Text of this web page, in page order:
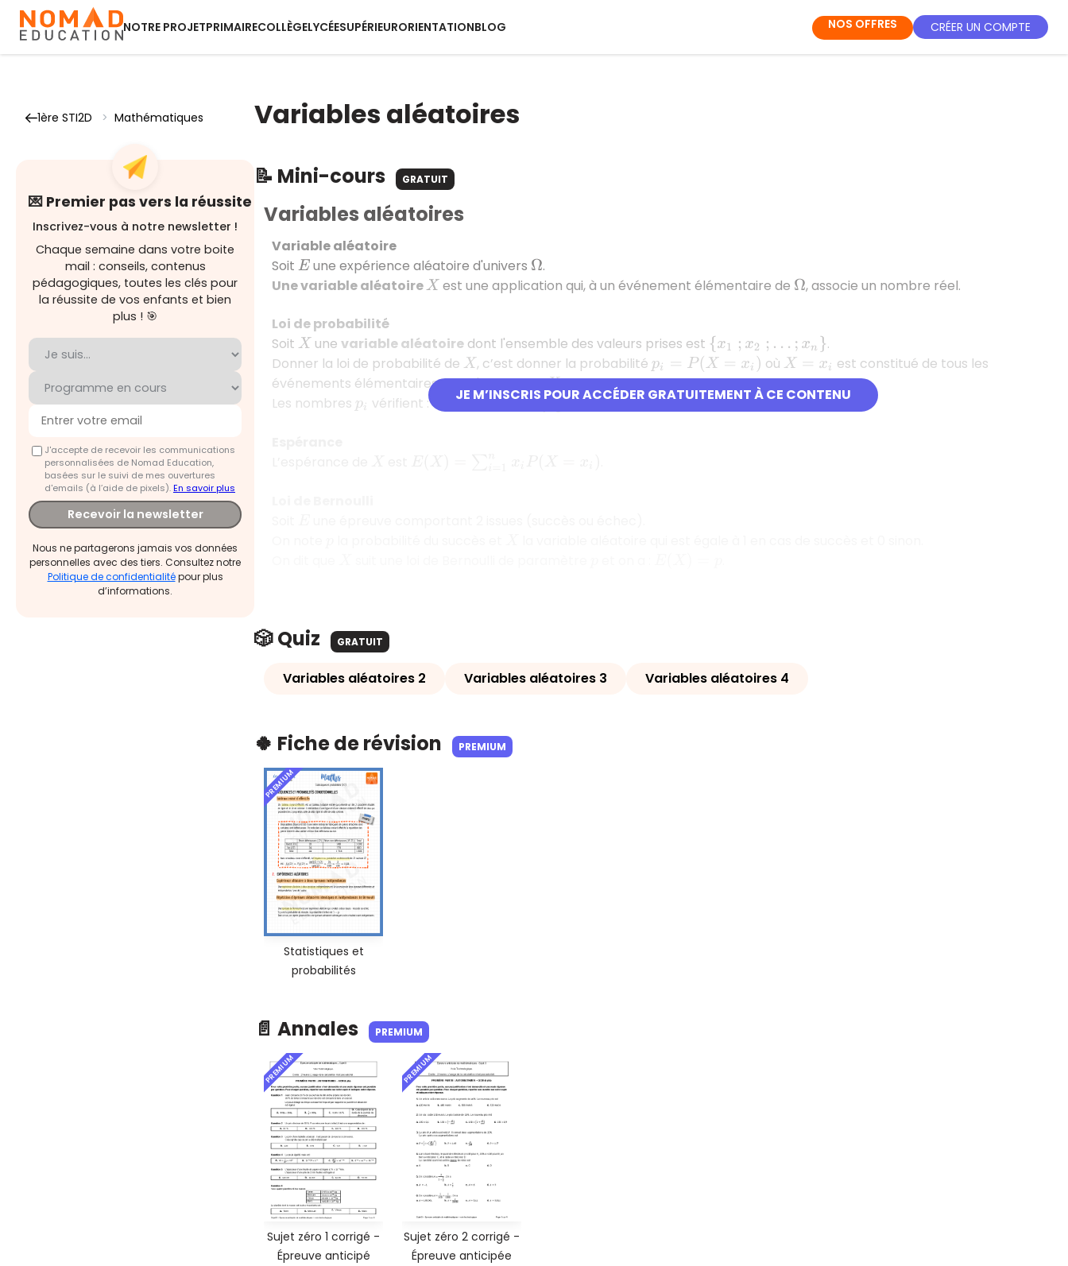
NOTRE PROJETPRIMAIRECOLLÈGELYCÉESUPÉRIEURORIENTATIONBLOG NOS OFFRES CRÉER UN COMPTE
1ère STI2D > Mathématiques
💌 Premier pas vers la réussite
Inscrivez-vous à notre newsletter !
Chaque semaine dans votre boite
mail : conseils, contenus
pédagogiques, toutes les clés pour
la réussite de vos enfants et bien
plus ! 🎯
J'accepte de recevoir les communications
personnalisées de Nomad Education,
basées sur le suivi de mes ouvertures
d'emails (à l’aide de pixels).En savoir plus
Recevoir la newsletter
Nous ne partagerons jamais vos données
personnelles avec des tiers. Consultez notre
Politique de confidentialitépour plus
d’informations.
Variables aléatoires
📝 Mini-cours GRATUIT
JE M’INSCRIS POUR ACCÉDER GRATUITEMENT À CE CONTENU
Variables aléatoires
Variable aléatoire
Soit E une expérience aléatoire d'univers Ω.
Une variable aléatoireX est une application qui, à un événement élémentaire de Ω, associe un nombre réel.
Loi de probabilité
Soit X une variable aléatoiredont l'ensemble des valeurs prises est { x1; 2 ;...; n }
.
Donner la loi de probabilité de X , c’est donner la probabilité pi= X=xi) où X=
est constitué de tous les
événements élémentaires dont l'image parX estxi .
Les nombres pi vérifient :0 i≤1 et∑i=1 npi=1 .
🎲 Quiz GRATUIT
Variables aléatoires 2 Variables aléatoires 3 Variables aléatoires 4
🍀 Fiche de révision PREMIUM
PREMIUM
Statistiques et
probabilités
📄 Annales PREMIUM
PREMIUM
Sujet zéro 1 corrigé -
Épreuve anticipé
PREMIUM
Sujet zéro 2 corrigé -
Épreuve anticipée